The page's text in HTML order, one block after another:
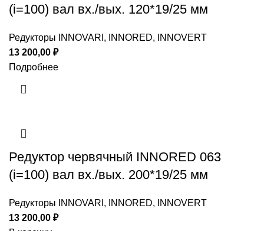
(i=100) вал вх./вых. 120*19/25 мм
Редукторы INNOVARI, INNORED, INNOVERT
13 200,00 ₽
Подробнее
Редуктор червячный INNORED 063
(i=100) вал вх./вых. 200*19/25 мм
Редукторы INNOVARI, INNORED, INNOVERT
13 200,00 ₽